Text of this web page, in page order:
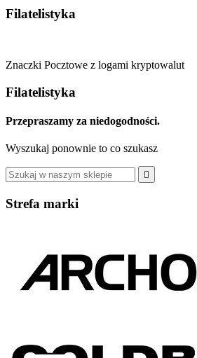
Filatelistyka
Znaczki Pocztowe z logami kryptowalut
Filatelistyka
Przepraszamy za niedogodności.
Wyszukaj ponownie to co szukasz

Strefa marki